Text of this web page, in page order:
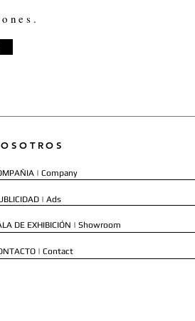
| Company
| Ads
DE EXHIBICIÓN | Showroom
| Contact